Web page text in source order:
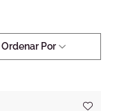
Ordenar Por